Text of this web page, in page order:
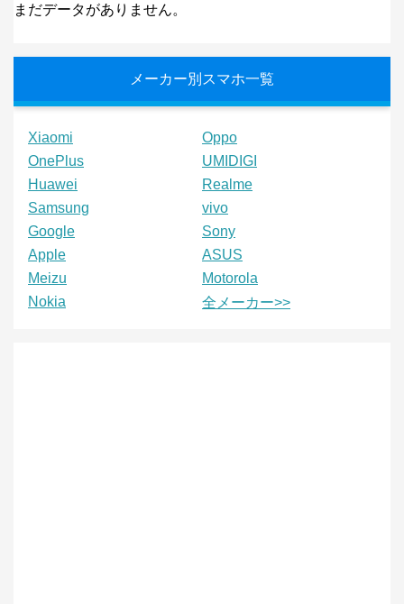
まだデータがありません。
メーカー別スマホ一覧
Xiaomi
Oppo
OnePlus
UMIDIGI
Huawei
Realme
Samsung
vivo
Google
Sony
Apple
ASUS
Meizu
Motorola
Nokia
全メーカー>>